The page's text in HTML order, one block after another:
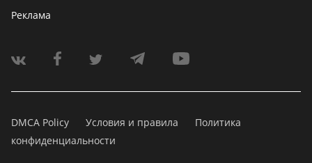
Реклама
DMCA Policy Условия и правила
Политика
конфиденциальности